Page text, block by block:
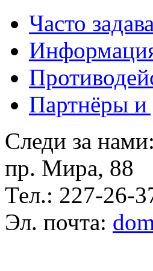
Часто
Партнёры и
Следи за нами:
пр. Мира, 88
Тел.: 227-26-
Эл. почта: